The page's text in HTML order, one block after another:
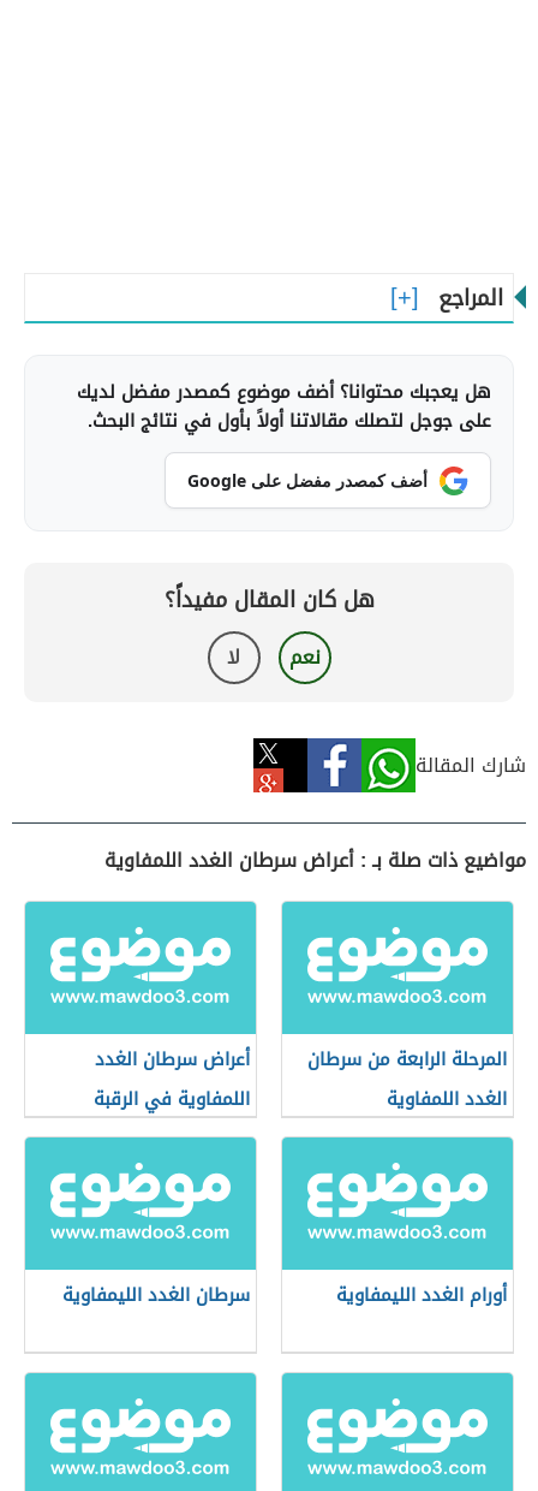
المراجع
هل يعجبك محتوانا؟ أضف موضوع كمصدر مفضل لديك
على جوجل لتصلك مقالاتنا أولاً بأول في نتائج البحث.
أضف كمصدر مفضل على Google
هل كان المقال مفيداً؟
نعم لا
شارك المقالة
مواضيع ذات صلة بـ : أعراض سرطان الغدد اللمفاوية
المرحلة الرابعة من سرطان
الغدد اللمفاوية
أعراض سرطان الغدد
اللمفاوية في الرقبة
أورام الغدد الليمفاوية سرطان الغدد الليمفاوية